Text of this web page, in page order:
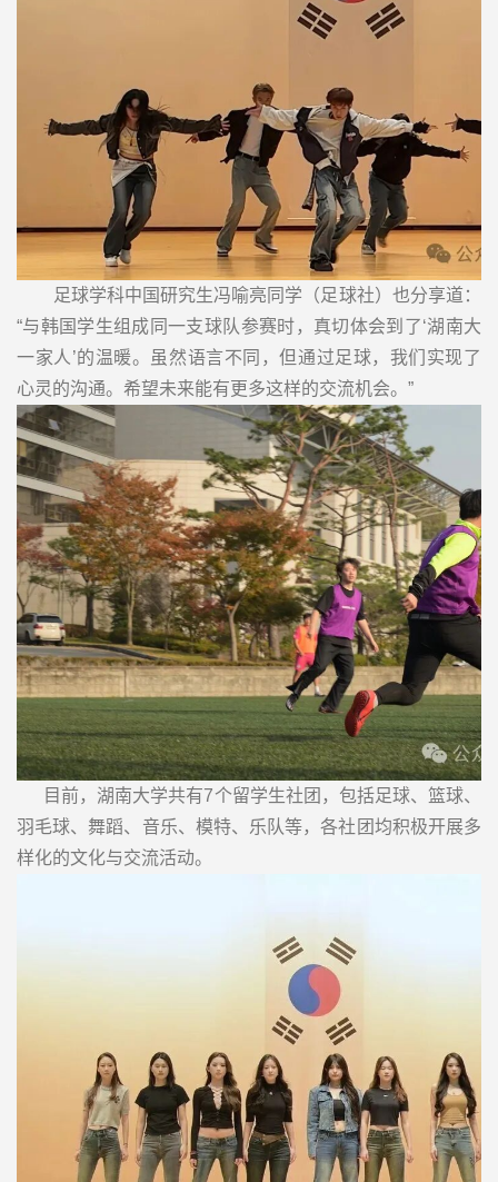
足球学科中国研究生冯喻亮同学（足球社）也分享道：
“与韩国学生组成同一支球队参赛时，真切体会到了‘湖南大
一家人’的温暖。虽然语言不同，但通过足球，我们实现了
心灵的沟通。希望未来能有更多这样的交流机会。”
目前，湖南大学共有7个留学生社团，包括足球、篮球、
羽毛球、舞蹈、音乐、模特、乐队等，各社团均积极开展多
样化的文化与交流活动。